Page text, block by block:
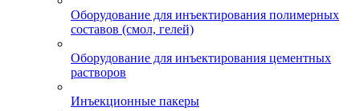
Оборудование для инъектирования полимерных
составов (смол, гелей)
Оборудование для инъектирования цементных
растворов
Инъекционные пакеры